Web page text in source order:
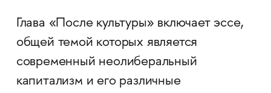
Глава «После культуры» включает эссе,
общей темой которых является
современный неолиберальный
капитализм и его различные